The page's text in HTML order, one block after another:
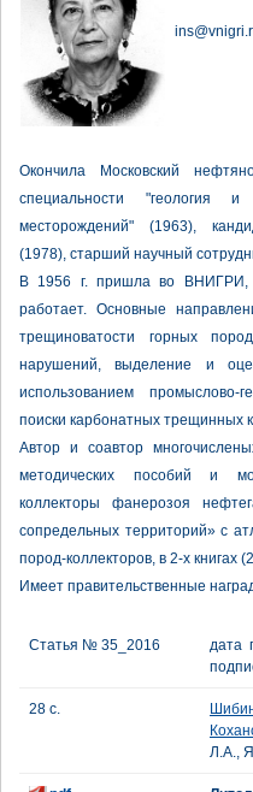
Окончила Московский
специальности "геология
месторождений" (1963),
(1978), старший научный
В 1956 г. пришла во ВНИГРИ,
работает. Основные
трещиноватости горных
нарушений, выделение и
использованием промыслово-
поиски карбонатных трещинных
Автор и соавтор
методических пособий и
коллекторы фанерозоя
сопредельных территорий» с
пород-коллекторов, в 2-х книгах
Имеет правительственные
Статья № 35_2016
дата
28 с.
Л.А.,